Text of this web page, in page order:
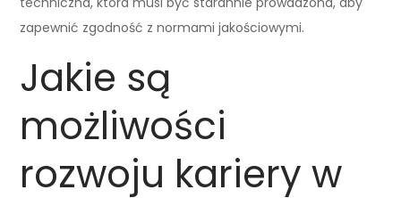
zapewnić zgodność z normami jakościowymi.
Jakie są
możliwości
rozwoju kariery w